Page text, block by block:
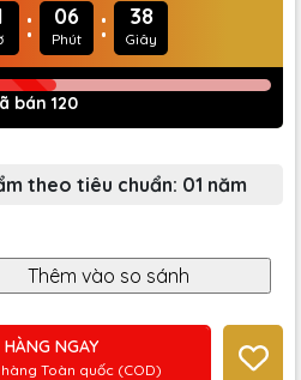
: 06
Phút : 37
Giây
bán 120
theo tiêu chuẩn: 01 năm
NGAY
Toàn quốc (COD)